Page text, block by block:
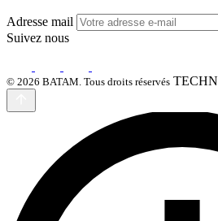
Adresse mail
Suivez nous
© 2026 BATAM. Tous droits réservés